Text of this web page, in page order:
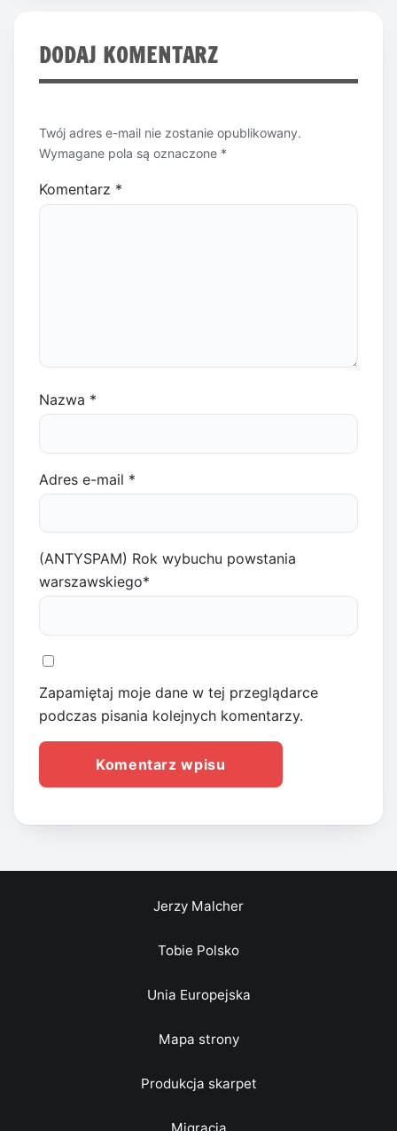
DODAJ KOMENTARZ
Twój adres e-mail nie zostanie opublikowany.
Wymagane pola są oznaczone *
Komentarz *
Nazwa *
Adres e-mail *
(ANTYSPAM) Rok wybuchu powstania
warszawskiego*
Zapamiętaj moje dane w tej przeglądarce
podczas pisania kolejnych komentarzy.
Jerzy Malcher
Tobie Polsko
Unia Europejska
Mapa strony
Produkcja skarpet
Migracja